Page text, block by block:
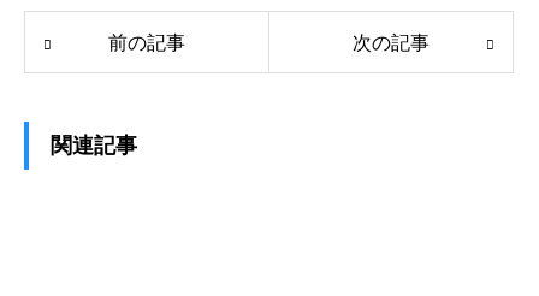
前の記事 次の記事
関連記事